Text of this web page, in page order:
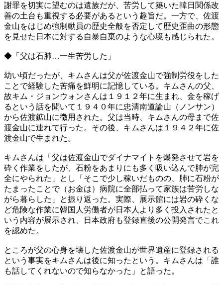
謝罪を切実に望むのは遺族だが、苦労して築いた韓日関係改
善の土台も重視する必要があるという趣旨だ。一方で、佐渡
金山をはじめ強制動員の歴史全般を否定して歴史歪曲の形態
を見せた日本に対する自暴自棄のような心境も感じられた。
◆「父は石肺…一生苦労した」
幼い頃だったが、キムさんは父が佐渡金山で強制労役をした
ことで経験した苦痛を鮮明に記憶している。キムさんの父、
故キム・ジョンウォンさんは１９１２年に生まれ、金を稼げ
るという話を聞いて１９４０年に忠清南道論山（ノンサン）
から佐渡鉱山に徴用された。父は当時、キムさんの母まで佐
渡金山に連れて行った。その後、キムさんは１９４２年に佐
渡金山で生まれた。
キムさんは「父は佐渡金山でダイナマイトを爆発させて岩を
砕く作業をしたが、石粉をあまりにも多く吸い込んで肺が完
全にやられた」とし「そこで少し稼いだものの、肺に石粉が
たまったことで（お金は）病院に全部払って家族は苦労しな
がら暮らした」と振り返った。実際、展示館には岩の砕くな
ど危険な作業に韓国人労働者が日本人より多く投入されたと
いう内容が展示され、日本政府も登録直後の公開発言でこれ
を認めた。
ところが父の心身を壊した佐渡金山が世界遺産に登録される
という事実をキムさんは後に知ったという。キムさんは「誰
も話してくれないので知らなかった」と語った。